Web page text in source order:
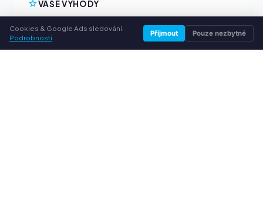
VAŠE VÝHODY
Všechny běžné značky
Férové výkupní ceny
Cookies & Google Ads sledování.
Podrobnosti
Přijmout Pouze nezbytné